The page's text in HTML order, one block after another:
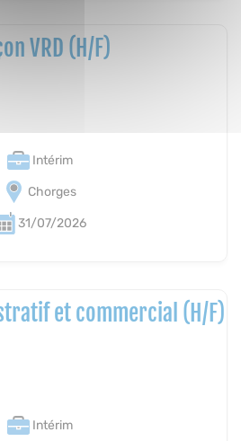
VRD (H/F)
Intérim
Chorges
31/07/2026
et commercial (H/F)
Intérim